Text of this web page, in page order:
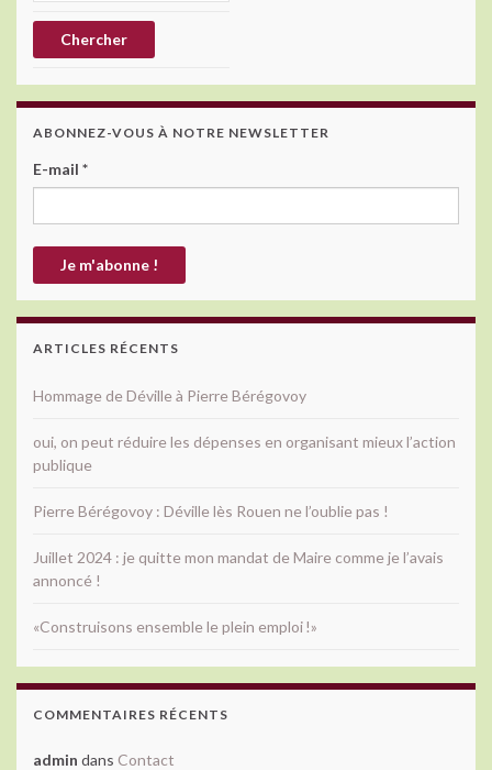
ABONNEZ-VOUS À NOTRE NEWSLETTER
E-mail *
ARTICLES RÉCENTS
Hommage de Déville à Pierre Bérégovoy
oui, on peut réduire les dépenses en organisant mieux l’action
publique
Pierre Bérégovoy : Déville lès Rouen ne l’oublie pas !
Juillet 2024 : je quitte mon mandat de Maire comme je l’avais
annoncé !
«Construisons ensemble le plein emploi !»
COMMENTAIRES RÉCENTS
admin dans Contact